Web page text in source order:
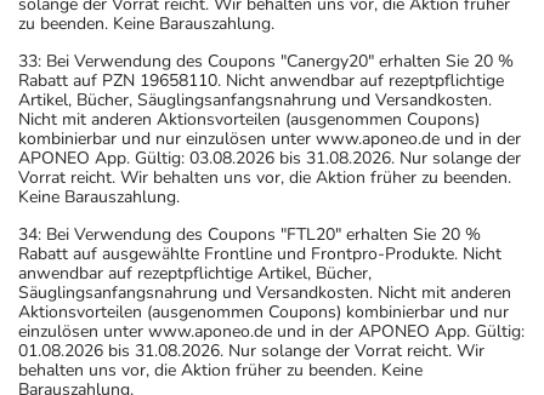
zu beenden. Keine Barauszahlung.
33: Bei Verwendung des Coupons "Canergy20" erhalten Sie 20 %
Rabatt auf PZN 19658110. Nicht anwendbar auf rezeptpflichtige
Artikel, Bücher, Säuglingsanfangsnahrung und Versandkosten.
Nicht mit anderen Aktionsvorteilen (ausgenommen Coupons)
kombinierbar und nur einzulösen unter www.aponeo.de und in der
APONEO App. Gültig: 03.08.2026 bis 31.08.2026. Nur solange der
Vorrat reicht. Wir behalten uns vor, die Aktion früher zu beenden.
Keine Barauszahlung.
34: Bei Verwendung des Coupons "FTL20" erhalten Sie 20 %
Rabatt auf ausgewählte Frontline und Frontpro-Produkte. Nicht
anwendbar auf rezeptpflichtige Artikel, Bücher,
Säuglingsanfangsnahrung und Versandkosten. Nicht mit anderen
Aktionsvorteilen (ausgenommen Coupons) kombinierbar und nur
einzulösen unter www.aponeo.de und in der APONEO App. Gültig:
01.08.2026 bis 31.08.2026. Nur solange der Vorrat reicht. Wir
behalten uns vor, die Aktion früher zu beenden. Keine
Barauszahlung.